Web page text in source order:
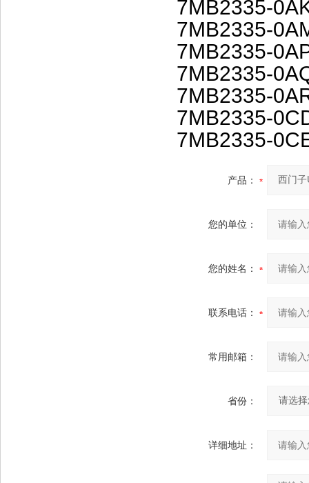
7MB2335-
7MB2335-
7MB2335-
7MB2335-
7MB2335-
7MB2335-
7MB2335-
产品：
您的单位：
您的姓名：
联系电话：
常用邮箱：
省份：
详细地址：